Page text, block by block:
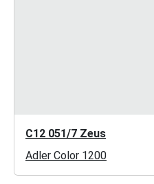
C12 051/7 Zeus
Adler Color 1200